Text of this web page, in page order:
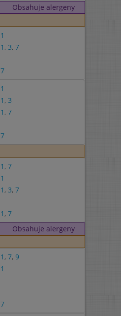
Obsahuje alergeny
1
1 , 3, 7
7
1
1 , 3
1 , 7
7
1 , 7
1
1 , 3, 7
1 , 7
Obsahuje alergeny
1 , 7, 9
1
7